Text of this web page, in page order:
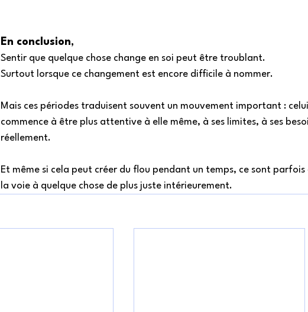
En conclusion,
Sentir que quelque chose change en soi peut être troublant.
Surtout lorsque ce changement est encore difficile à nommer.
Mais ces périodes traduisent souvent un mouvement important :
commence à être plus attentive à elle même, à ses limites, à ses
réellement.
Et même si cela peut créer du flou pendant un temps, ce sont
la voie à quelque chose de plus juste intérieurement.